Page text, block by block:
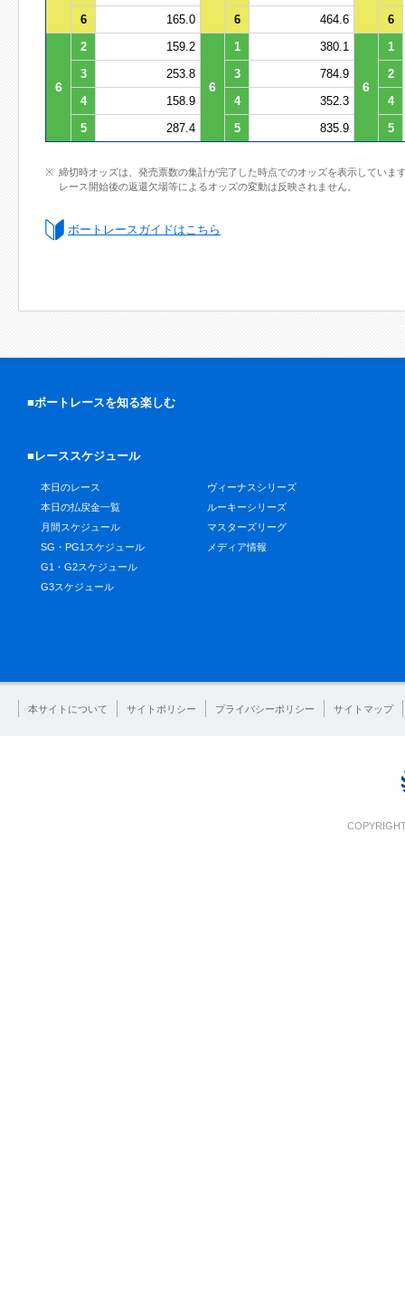
6
165.0 6 464.6 6
6
2 159.2
6
1 380.1
6
1
3
253.8 3 784.9
2
4
158.9 4 352.3
4
5
287.4 5 835.9 5
締切時オッズは、発売票数の集計が完了した時点でのオッズを表示していま
レース開始後の返還欠場等によるオッズの変動は反映されません。
ボートレースガイドはこちら
■ボートレースを知る楽しむ
■レーススケジュール
本日のレース
本日の払戻金一覧
月間スケジュール
SG・PG1スケジュール
G1・G2スケジュール
G3スケジュール
ヴィーナスシリーズ
ルーキーシリーズ
マスターズリーグ
メディア情報
本サイトについて サイトポリシー プライバシーポリシー サイトマップ